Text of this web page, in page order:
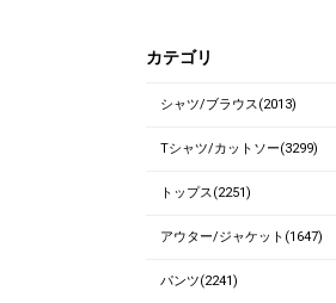
カテゴリ
シャツ/ブラウス(2013)
Tシャツ/カットソー(3299)
トップス(2251)
アウター/ジャケット(1647)
パンツ(2241)